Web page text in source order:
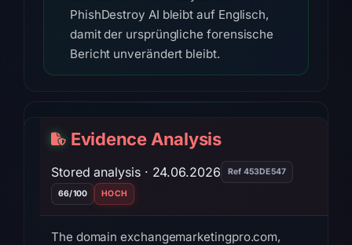
PhishDestroy AI bleibt auf Englisch,
damit der ursprüngliche forensische
Bericht unverändert bleibt.
Evidence Analysis
Stored analysis · 24.06.2026 Ref 453DE547
66/100 HOCH
The domain exchangemarketingpro.com,